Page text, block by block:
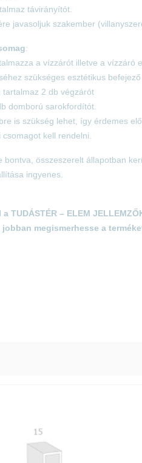
távirányítót.
javasoljuk szakember
:
a vízzárót illetve a vízzáró
szükséges esztétikus befejező
tartalmaz 2 db végzárót
domború sarokfordítót.
is szükség lehet, így érdemes
kell rendelni.
bontva, összeszerelt állapotban
ingyenes.
TUDÁSTÉR – ELEM
megismerhesse a